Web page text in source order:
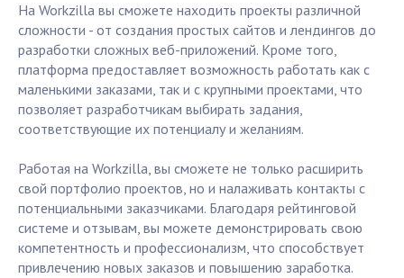
На Workzilla вы сможете находить проекты различной
сложности - от создания простых сайтов и лендингов до
разработки сложных веб-приложений. Кроме того,
платформа предоставляет возможность работать как с
маленькими заказами, так и с крупными проектами, что
позволяет разработчикам выбирать задания,
соответствующие их потенциалу и желаниям.
Работая на Workzilla, вы сможете не только расширить
свой портфолио проектов, но и налаживать контакты с
потенциальными заказчиками. Благодаря рейтинговой
системе и отзывам, вы можете демонстрировать свою
компетентность и профессионализм, что способствует
привлечению новых заказов и повышению заработка.